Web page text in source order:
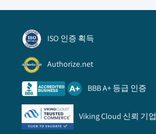
ISO 인증 획득
Authorize.net
BBB A+ 등급 인증
Viking Cloud 신뢰 기업